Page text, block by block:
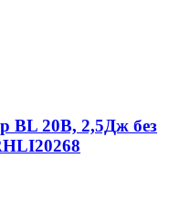
BL 20В, 2,5Дж без